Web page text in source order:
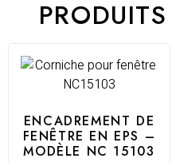
ENCADREMENT DE
FENÊTRE EN EPS –
MODÈLE NC 15103